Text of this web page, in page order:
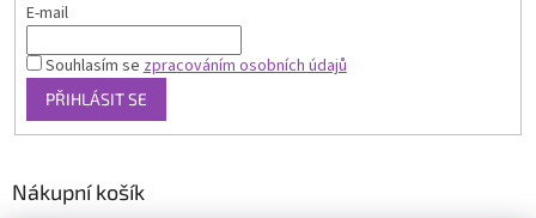
E-mail
Souhlasím sezpracováním osobních údajů
PŘIHLÁSIT SE
Nákupní košík